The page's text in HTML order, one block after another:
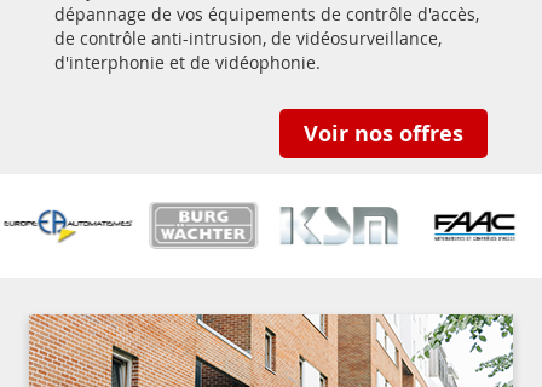
dépannage de vos équipements de contrôle d'accès,
de contrôle anti-intrusion, de vidéosurveillance,
d'interphonie et de vidéophonie.
Voir nos offres